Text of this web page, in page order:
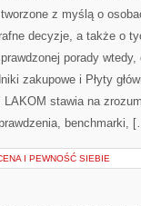
z myślą o
decyzje, a także o
porady
zakupowe i Płyty
stawia na
benchmarki,
I PEWNOŚĆ SIEBIE